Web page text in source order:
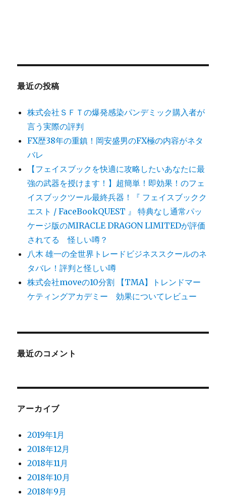
最近の投稿
株式会社ＳＦＴの爆発感染パンデミック購入者が
言う実際の評判
FX歴38年の重鎮！岡安盛男のFX極の内容がネタ
バレ
【フェイスブックを快適に攻略したいあなたに最
強の武器を授けます！】超簡単！即効果！のフェ
イスブックツール最終兵器！『 フェイスブックク
エスト / FaceBookQUEST 』 特典なし通常パッ
ケージ版のMIRACLE DRAGON LIMITEDが評価
されてる 怪しい噂？
八木 雄一の全世界トレードビジネススクールのネ
タバレ！評判と怪しい噂
株式会社moveの10分割 【TMA】トレンドマー
ケティングアカデミー 効果についてレビュー
最近のコメント
アーカイブ
2019年1月
2018年12月
2018年11月
2018年10月
2018年9月